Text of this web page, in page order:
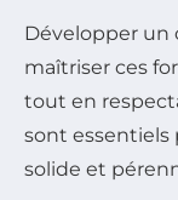
Développer un
maîtriser ces
tout en
sont essentiels
solide et